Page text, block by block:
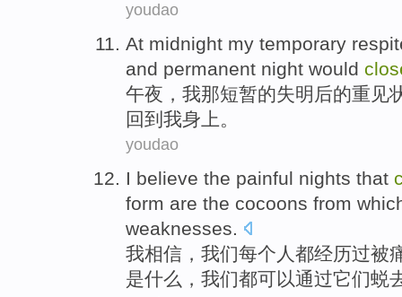
youdao
At midnight my temporary
and permanent night would
午夜 ， 我那短暂的失明后的重见
回到 我身上。
youdao
I believe the painful nights that
form are the cocoons from
weaknesses.
我相信 ， 我们每个 人都经历过被
是什么， 我们都可以通过它们蜕